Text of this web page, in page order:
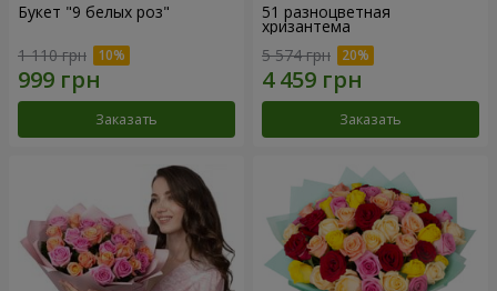
Букет "9 белых роз"
1 110 грн
Заказать
51 разноцветная
хризантема
5 574 грн
Заказать